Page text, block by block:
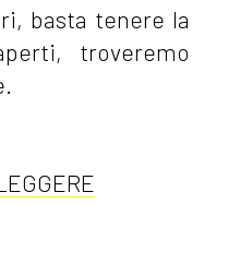
basta tenere la
troveremo